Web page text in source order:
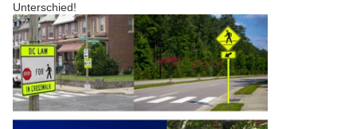
Unterschied!